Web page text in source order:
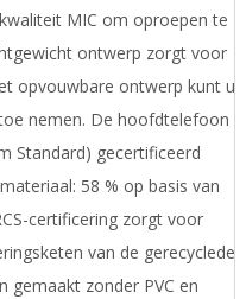
MIC om oproepen te
ontwerp zorgt voor
opvouwbare ontwerp kunt u
nemen. De hoofdtelefoon
Standard) gecertificeerd
58 % op basis van
certificering zorgt voor
van de gerecyclede
gemaakt zonder PVC en